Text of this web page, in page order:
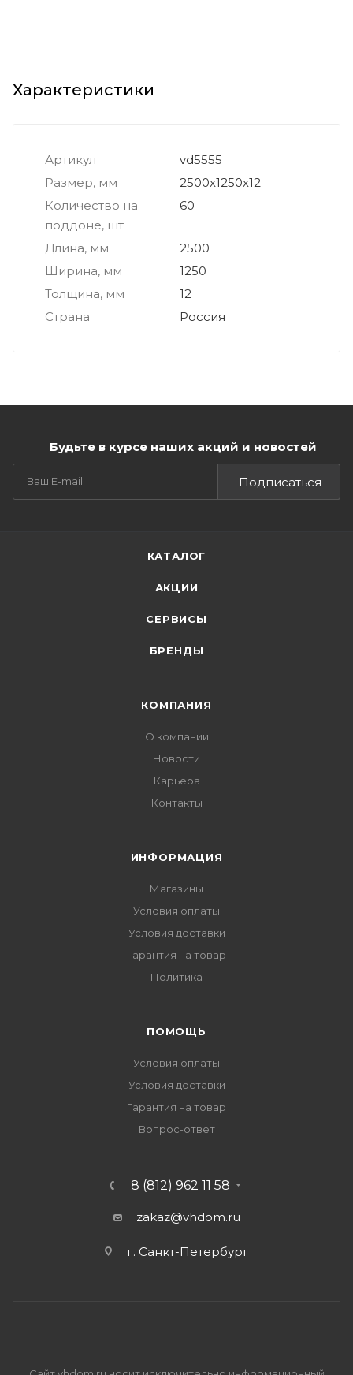
Характеристики
Артикул
vd5555
Размер, мм
2500x1250х12
Количество на
поддоне, шт
60
Длина, мм
2500
Ширина, мм
1250
Толщина, мм
12
Страна
Россия
Будьте в курсе наших акций и новостей
Подписаться
КАТАЛОГ
АКЦИИ
СЕРВИСЫ
БРЕНДЫ
КОМПАНИЯ
О компании
Новости
Карьера
Контакты
ИНФОРМАЦИЯ
Магазины
Условия оплаты
Условия доставки
Гарантия на товар
Политика
ПОМОЩЬ
Условия оплаты
Условия доставки
Гарантия на товар
Вопрос-ответ
8 (812) 962 11 58
zakaz@vhdom.ru
г. Санкт-Петербург